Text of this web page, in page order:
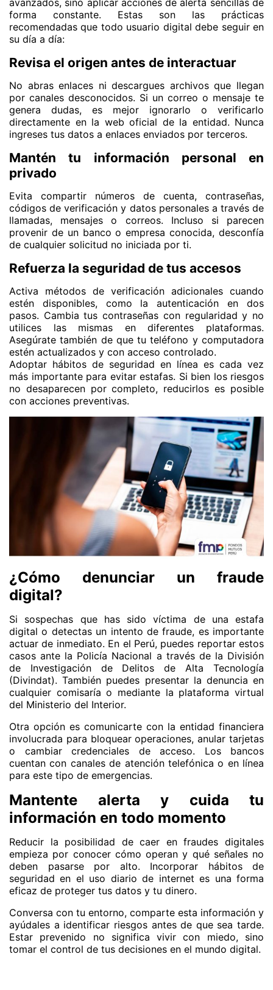
avanzados, sino aplicar acciones de alerta sencillas de
forma constante. Estas son las prácticas
recomendadas que todo usuario digital debe seguir en
su día a día:
Revisa el origen antes de interactuar
No abras enlaces ni descargues archivos que llegan
por canales desconocidos. Si un correo o mensaje te
genera dudas, es mejor ignorarlo o verificarlo
directamente en la web oficial de la entidad. Nunca
ingreses tus datos a enlaces enviados por terceros.
Mantén tu información personal en
privado
Evita compartir números de cuenta, contraseñas,
códigos de verificación y datos personales a través de
llamadas, mensajes o correos. Incluso si parecen
provenir de un banco o empresa conocida, desconfía
de cualquier solicitud no iniciada por ti.
Refuerza la seguridad de tus accesos
Activa métodos de verificación adicionales cuando
estén disponibles, como la autenticación en dos
pasos. Cambia tus contraseñas con regularidad y no
utilices las mismas en diferentes plataformas.
Asegúrate también de que tu teléfono y computadora
estén actualizados y con acceso controlado.
Adoptar hábitos de seguridad en línea es cada vez
más importante para evitar estafas. Si bien los riesgos
no desaparecen por completo, reducirlos es posible
con acciones preventivas.
¿Cómo denunciar un fraude
digital?
Si sospechas que has sido víctima de una estafa
digital o detectas un intento de fraude, es importante
actuar de inmediato. En el Perú, puedes reportar estos
casos ante la Policía Nacional a través de la División
de Investigación de Delitos de Alta Tecnología
(Divindat). También puedes presentar la denuncia en
cualquier comisaría o mediante la plataforma virtual
del Ministerio del Interior.
Otra opción es comunicarte con la entidad financiera
involucrada para bloquear operaciones, anular tarjetas
o cambiar credenciales de acceso. Los bancos
cuentan con canales de atención telefónica o en línea
para este tipo de emergencias.
Mantente alerta y cuida tu
información en todo momento
Reducir la posibilidad de caer en fraudes digitales
empieza por conocer cómo operan y qué señales no
deben pasarse por alto. Incorporar hábitos de
seguridad en el uso diario de internet es una forma
eficaz de proteger tus datos y tu dinero.
Conversa con tu entorno, comparte esta información y
ayúdales a identificar riesgos antes de que sea tarde.
Estar prevenido no significa vivir con miedo, sino
tomar el control de tus decisiones en el mundo digital.